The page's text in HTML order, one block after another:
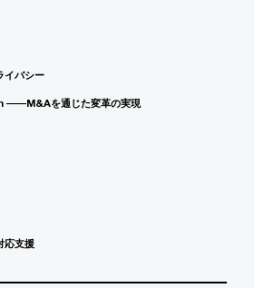
イバシー
を通じた変革の実現
応支援